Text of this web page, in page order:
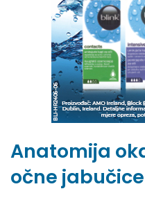
Anatomija
očne jabučice